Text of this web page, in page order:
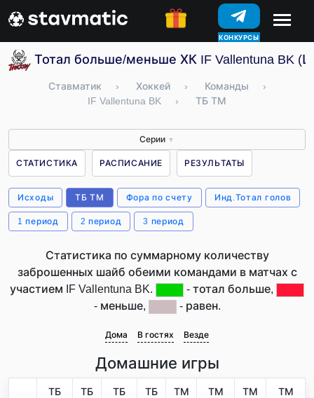
КОНКУРСЫ
Тотал больше/меньше ХК IF Vallentuna BK
Ставматик › Хоккей › Команды
›
IF Vallentuna BK
› ТБ ТМ
Серии ▼
СТАТИСТИКА РАСПИСАНИЕ РЕЗУЛЬТАТЫ
Исходы ТБ ТМ Фора по счету Инд.Тотал голов
1 период 2 период 3 период
Статистика по суммарному количеству
заброшенных шайб обеими командами в матчах с
участием IF Vallentuna BK.
- тотал больше,
- меньше,
- равен.
Дома В гостях Везде
Домашние игры
ТБ
ТБ
ТБ
ТБ
ТМ
ТМ
ТМ
ТМ